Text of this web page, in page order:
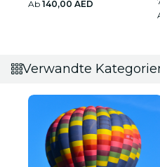
Ab 140,00 AED
Verwandte